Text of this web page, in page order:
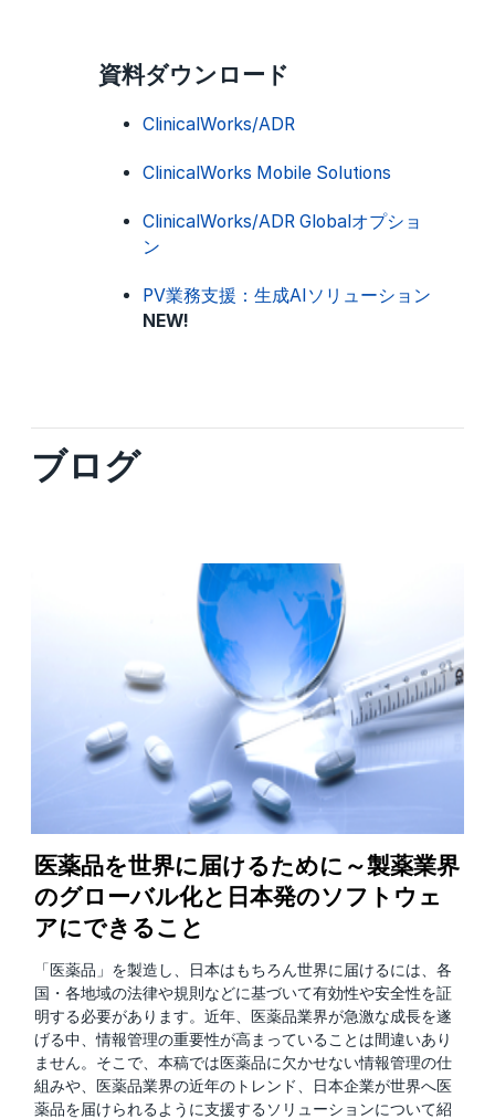
資料ダウンロード
ClinicalWorks/ADR
ClinicalWorks Mobile Solutions
ClinicalWorks/ADR Globalオプショ
ン
PV業務支援：生成AIソリューション
NEW!
ブログ
医薬品を世界に届けるために～製薬業界
のグローバル化と日本発のソフトウェ
アにできること
「医薬品」を製造し、日本はもちろん世界に届けるには、各
国・各地域の法律や規則などに基づいて有効性や安全性を証
明する必要があります。近年、医薬品業界が急激な成長を遂
げる中、情報管理の重要性が高まっていることは間違いあり
ません。そこで、本稿では医薬品に欠かせない情報管理の仕
組みや、医薬品業界の近年のトレンド、日本企業が世界へ医
薬品を届けられるように支援するソリューションについて紹